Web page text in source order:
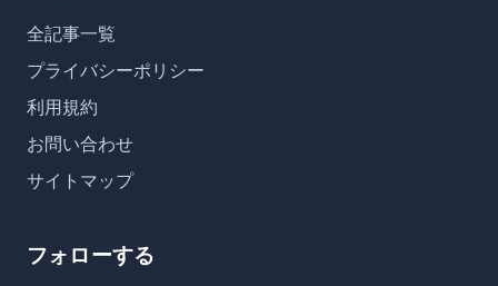
全記事一覧
プライバシーポリシー
利用規約
お問い合わせ
サイトマップ
フォローする